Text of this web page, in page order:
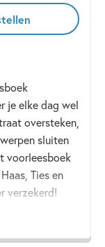
je elke dag wel
oversteken,
sluiten
voorleesboek
Ties en
verzekerd!